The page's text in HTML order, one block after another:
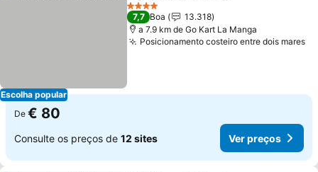
Escolha popular
4 Estrelas
7,7 Boa
13.318
a 7.9 km de Go Kart La Manga
Posicionamento costeiro entre dois mares
De € 80
Consulte os preços de 12 sites Ver preços